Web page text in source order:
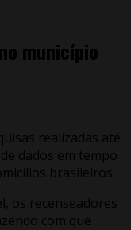
município
realizadas até
dados em tempo
brasileiros.
os recenseadores
com que